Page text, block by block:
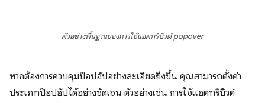
ตัวอย่างพื้นฐานของการใช้แอตทริบิวต์ popover
หากต้องการควบคุมป๊อปอัปอย่างละเอียดยิ่งขึ้น คุณสามารถตั้งค่า
ประเภทป๊อปอัปได้อย่างชัดเจน ตัวอย่างเช่น การใช้แอตทริบิวต์